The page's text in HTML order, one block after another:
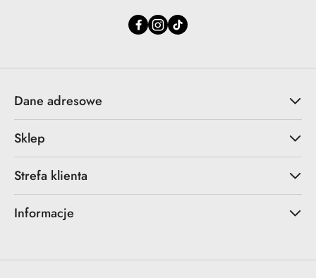
Dane adresowe
Sklep
Strefa klienta
Informacje